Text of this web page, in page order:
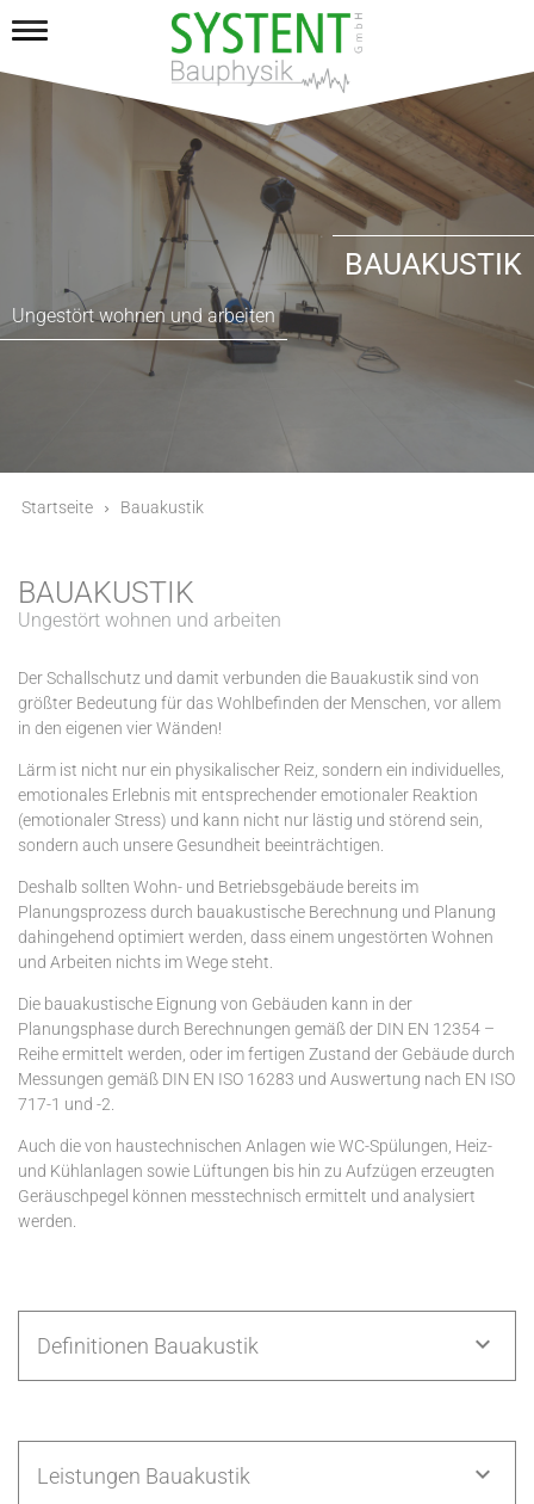
BAUAKUSTIK
Ungestört wohnen und arbeiten
Startseite Bauakustik
BAUAKUSTIK
Ungestört wohnen und arbeiten
Der Schallschutz und damit verbunden die Bauakustik sind von
größter Bedeutung für das Wohlbefinden der Menschen, vor allem
in den eigenen vier Wänden!
Lärm ist nicht nur ein physikalischer Reiz, sondern ein individuelles,
emotionales Erlebnis mit entsprechender emotionaler Reaktion
(emotionaler Stress) und kann nicht nur lästig und störend sein,
sondern auch unsere Gesundheit beeinträchtigen.
Deshalb sollten Wohn- und Betriebsgebäude bereits im
Planungsprozess durch bauakustische Berechnung und Planung
dahingehend optimiert werden, dass einem ungestörten Wohnen
und Arbeiten nichts im Wege steht.
Die bauakustische Eignung von Gebäuden kann in der
Planungsphase durch Berechnungen gemäß der DIN EN 12354 –
Reihe ermittelt werden, oder im fertigen Zustand der Gebäude durch
Messungen gemäß DIN EN ISO 16283 und Auswertung nach EN ISO
717-1 und -2.
Auch die von haustechnischen Anlagen wie WC-Spülungen, Heiz-
und Kühlanlagen sowie Lüftungen bis hin zu Aufzügen erzeugten
Geräuschpegel können messtechnisch ermittelt und analysiert
werden.
Definitionen Bauakustik
Leistungen Bauakustik